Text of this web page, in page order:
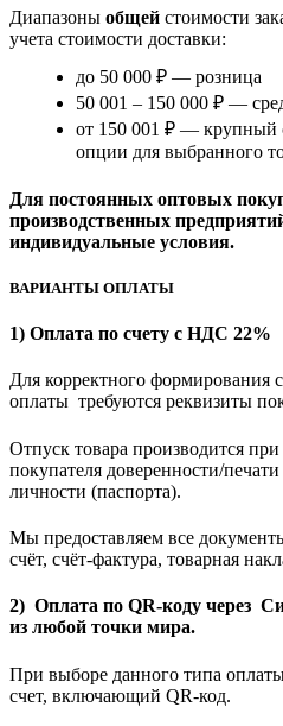
Диапазоны общей стоимости
учета стоимости доставки:
до 50 000 ₽ — розница
50 001 – 150 000 ₽ —
от 150 001 ₽ — крупный
опции для выбранного
Для постоянных оптовых
производственных
индивидуальные условия.
ВАРИАНТЫ ОПЛАТЫ
1) Оплата по счету с НДС 22%
Для корректного формирования
оплаты требуются реквизиты
Отпуск товара производится
покупателя доверенности/
личности (паспорта).
Мы предоставляем все
счёт, счёт-фактура, товарная
2) Оплата по QR-коду через
из любой точки мира.
При выборе данного типа
счет, включающий QR-код.